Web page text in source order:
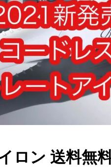
ロン 送料無